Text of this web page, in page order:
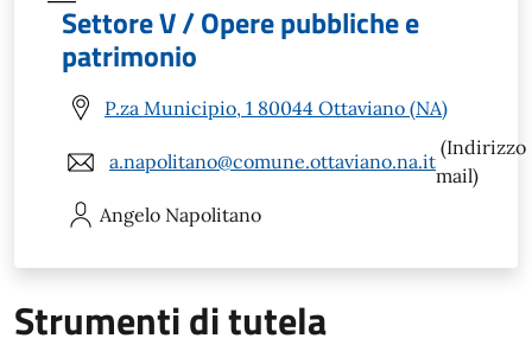
Settore V / Opere pubbliche e
patrimonio
P.za Municipio, 1 80044 Ottaviano (NA)
a.napolitano@comune.ottaviano.na.it
(Indirizzo
mail)
Angelo Napolitano
Strumenti di tutela